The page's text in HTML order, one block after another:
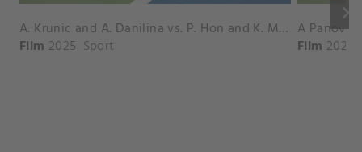
keyboard_arrow_right
A. Krunic and A. Danilina vs. P. Hon and K. Muchova Match Highlights - BEIJING_Capital Group Diamond ( October 02, 2025)
Film 2025 Sport Film 2026